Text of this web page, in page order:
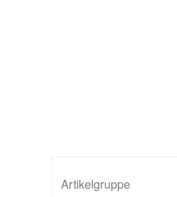
Artikelgruppe